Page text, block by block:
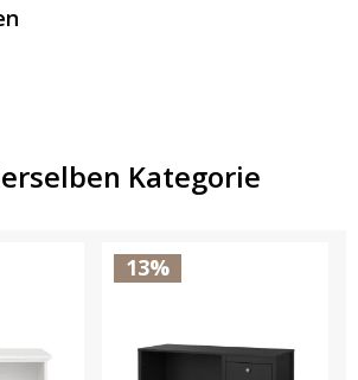
Kategorie
13%